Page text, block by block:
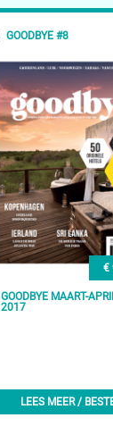
GOODBYE #8
€
GOODBYE MAART-
2017
LEES MEER /